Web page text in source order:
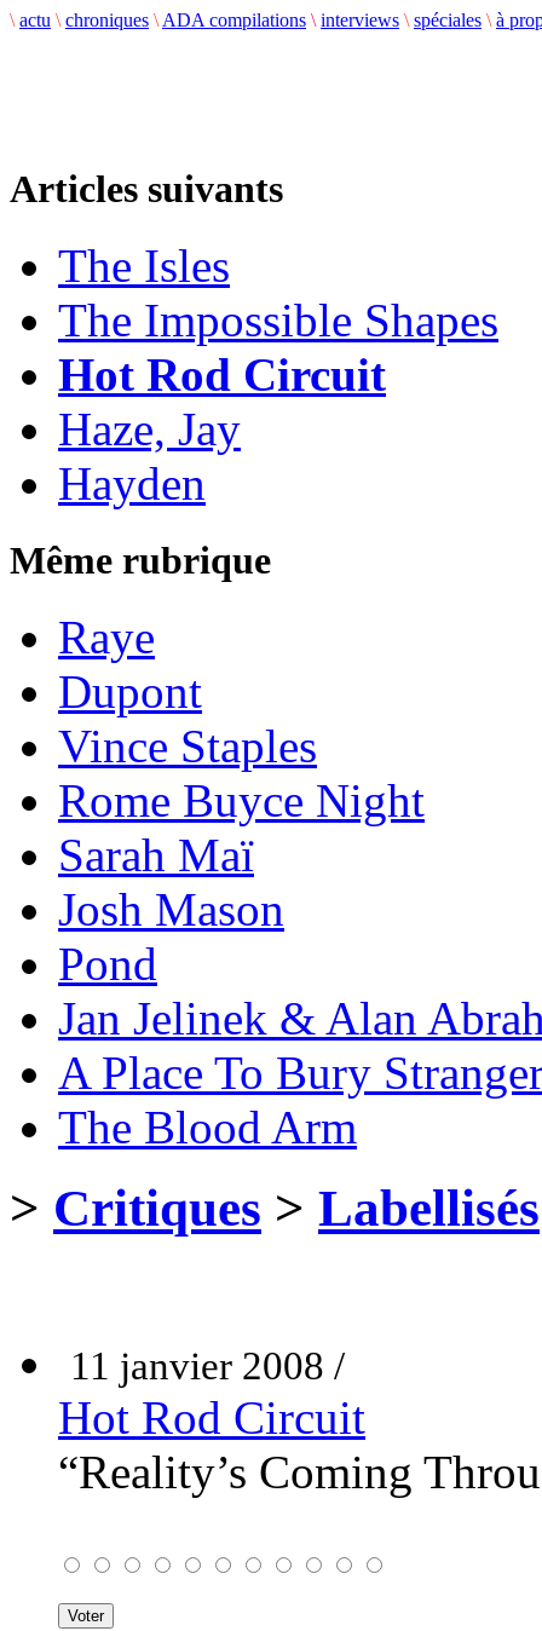
\ actu \ chroniques \ ADA compilations \ interviews \ spéciales \ à
Articles suivants
The Isles
The Impossible Shapes
Hot Rod Circuit
Haze, Jay
Hayden
Même rubrique
Raye
Dupont
Vince Staples
Rome Buyce Night
Sarah Maï
Josh Mason
Pond
Jan Jelinek & Alan
A Place To Bury
The Blood Arm
> Critiques > Labellisés
11 janvier 2008 /
Hot Rod Circuit
“Reality’s Coming